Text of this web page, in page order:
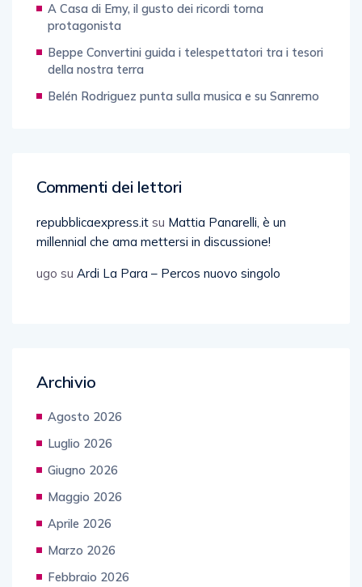
A Casa di Emy, il gusto dei ricordi torna
protagonista
Beppe Convertini guida i telespettatori tra i tesori
della nostra terra
Belén Rodriguez punta sulla musica e su Sanremo
Commenti dei lettori
repubblicaexpress.it su Mattia Panarelli, è un
millennial che ama mettersi in discussione!
ugo su Ardi La Para – Percos nuovo singolo
Archivio
Agosto 2026
Luglio 2026
Giugno 2026
Maggio 2026
Aprile 2026
Marzo 2026
Febbraio 2026